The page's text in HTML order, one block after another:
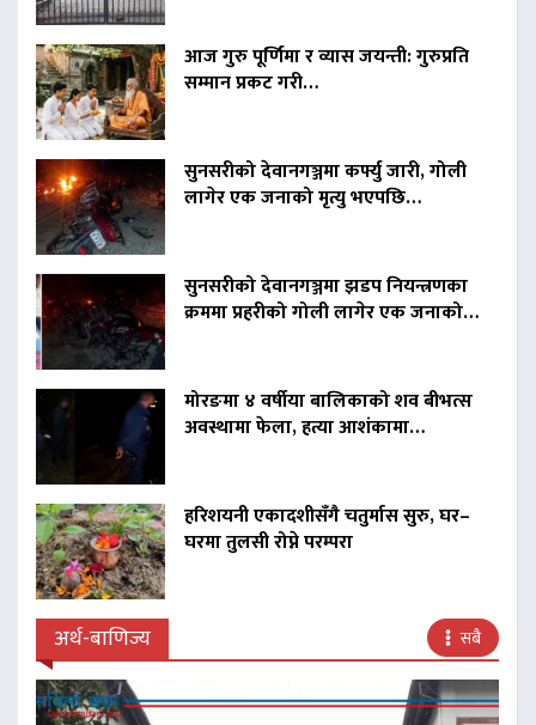
आज गुरु पूर्णिमा र व्यास जयन्ती: गुरुप्रति
सम्मान प्रकट गरी…
सुनसरीको देवानगञ्जमा कर्फ्यु जारी, गोली
लागेर एक जनाको मृत्यु भएपछि…
सुनसरीको देवानगञ्जमा झडप नियन्त्रणका
क्रममा प्रहरीको गोली लागेर एक जनाको…
मोरङमा ४ वर्षीया बालिकाको शव बीभत्स
अवस्थामा फेला, हत्या आशंकामा…
हरिशयनी एकादशीसँगै चतुर्मास सुरु, घर–
घरमा तुलसी रोप्ने परम्परा
अर्थ-बाणिज्य सबै